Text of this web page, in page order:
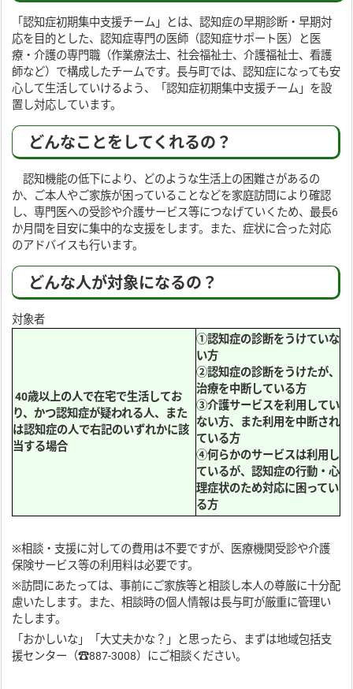
「認知症初期集中支援チーム」とは、認知症の早期診断・早期対
応を目的とした、認知症専門の医師（認知症サポート医）と医
療・介護の専門職（作業療法士、社会福祉士、介護福祉士、看護
師など）で構成したチームです。長与町では、認知症になっても安
心して生活していけるよう、「認知症初期集中支援チーム」を設
置し対応しています。
どんなことをしてくれるの？
認知機能の低下により、どのような生活上の困難さがあるの
か、ご本人やご家族が困っていることなどを家庭訪問により確認
し、専門医への受診や介護サービス等につなげていくため、最長6
か月間を目安に集中的な支援をします。また、症状に合った対応
のアドバイスも行います。
どんな人が対象になるの？
対象者
40歳以上の人で在宅で生活してお
り、かつ認知症が疑われる人、また
は認知症の人で右記のいずれかに該
当する場合
①認知症の診断をうけていな
い方
②認知症の診断をうけたが、
治療を中断している方
③介護サービスを利用してい
ない方、また利用を中断され
ている方
④何らかのサービスは利用し
ているが、認知症の行動・心
理症状のため対応に困ってい
る方
※相談・支援に対しての費用は不要ですが、医療機関受診や介護
保険サービス等の利用料は必要です。
※訪問にあたっては、事前にご家族等と相談し本人の尊厳に十分配
慮いたします。また、相談時の個人情報は長与町が厳重に管理い
たします。
「おかしいな」「大丈夫かな？」と思ったら、まずは地域包括支
援センター（☎887-3008）にご相談ください。